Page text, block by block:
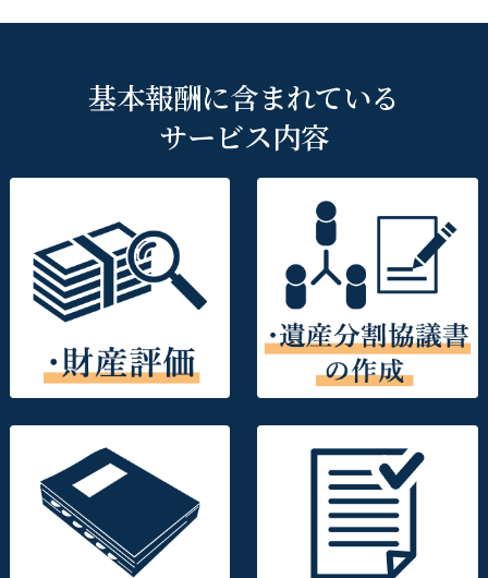
基本報酬に含まれている
サービス内容